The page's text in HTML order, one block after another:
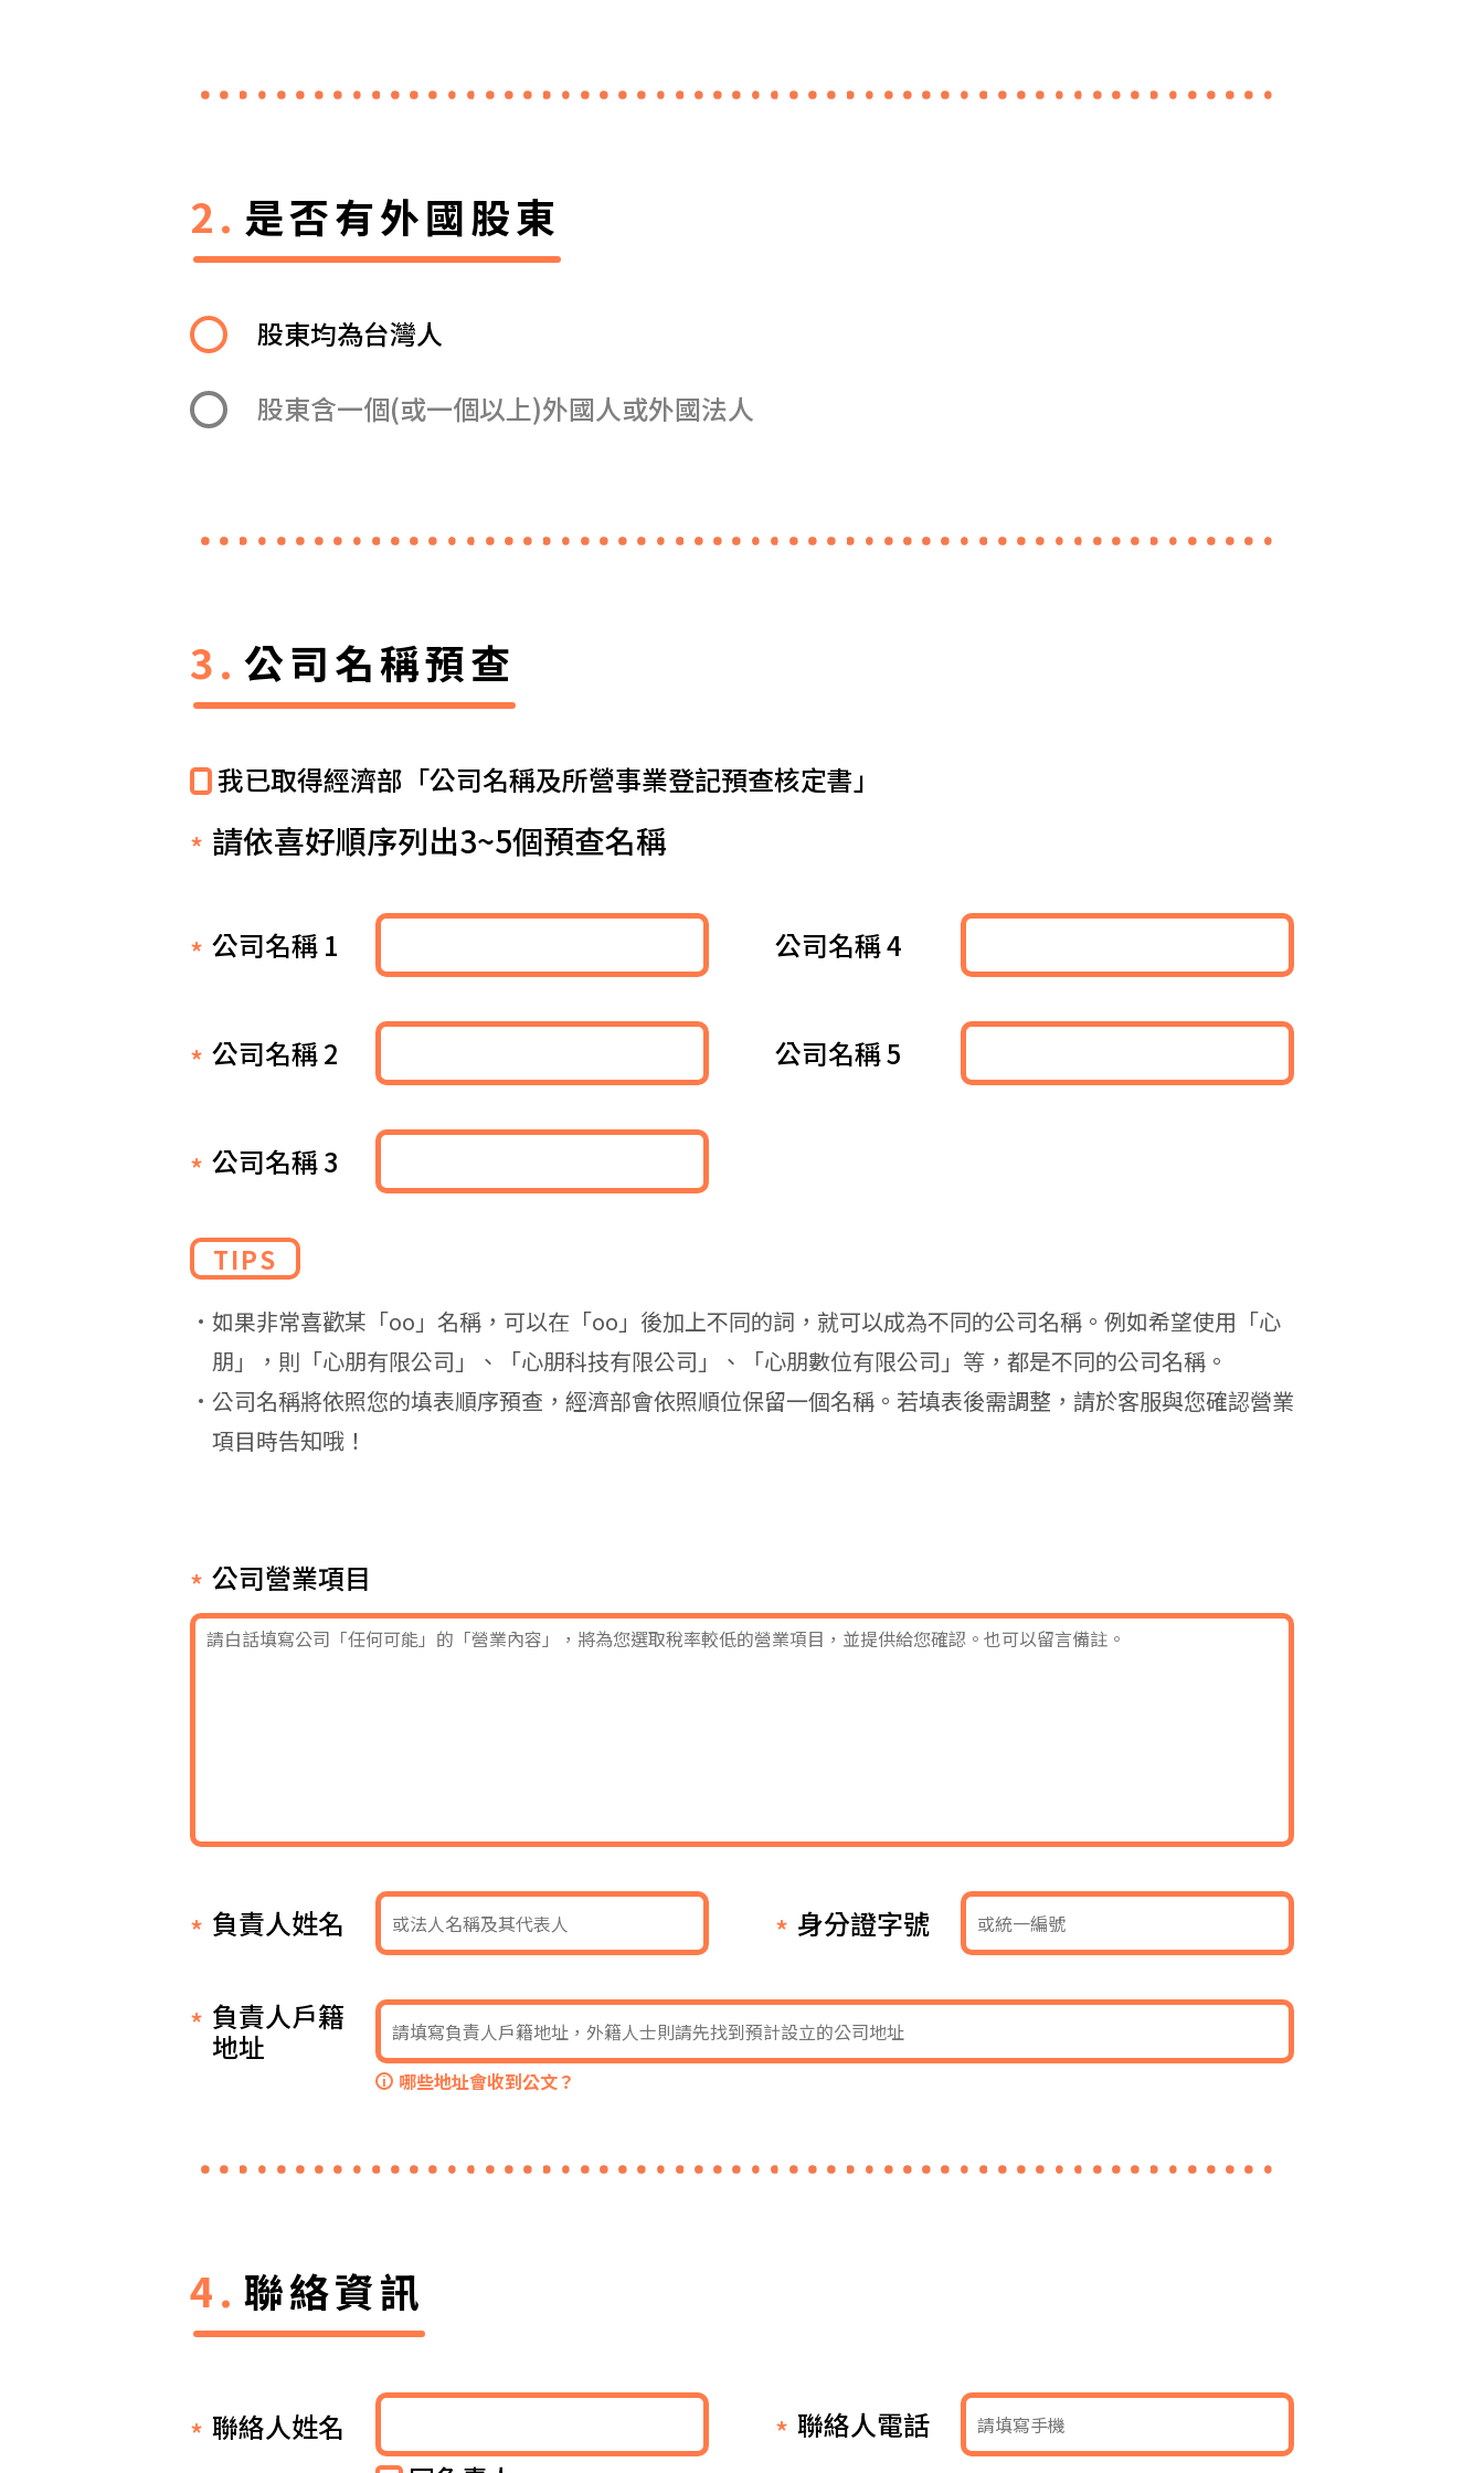
是否有外國股東
股東均為台灣人
股東含一個(或一個以上)外國人或外國法人
公司名稱預查
我已取得經濟部「公司名稱及所營事業登記預查核定書」
請依喜好順序列出3~5個預查名稱
公司名稱 1
公司名稱 2
公司名稱 3
公司名稱 4
公司名稱 5
TIPS
如果非常喜歡某「oo」名稱，可以在「oo」後加上不同的詞，就可以成為不同的公司名稱。例如希望使用「心
朋」，則「心朋有限公司」、「心朋科技有限公司」、「心朋數位有限公司」等，都是不同的公司名稱。
公司名稱將依照您的填表順序預查，經濟部會依照順位保留一個名稱。若填表後需調整，請於客服與您確認營業
項目時告知哦！
公司營業項目
負責人姓名 身分證字號
負責人戶籍
地址
i 哪些地址會收到公文？
聯絡資訊
聯絡人姓名
聯絡人電話